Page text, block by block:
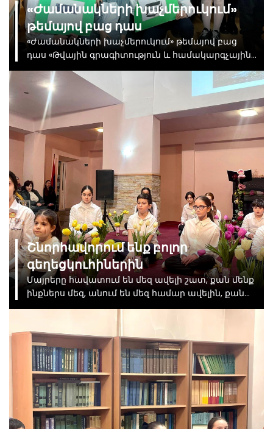
«Ժամանակների խաչմերուկում»
թեմայով բաց դաս
«Ժամանակների խաչմերուկում» թեմայով բաց
դաս «Թվային գրագիտություն և համակարգչային
գիտություն» առարկայի շրջանակում։
Շնորհավորում ենք բոլոր
գեղեցկուհիներին
Մայրերը հավատում են մեզ ավելի շատ, քան մենք
ինքներս մեզ, անում են մեզ համար ավելին, քան
իրենք իրենց համար, անհանգստանում են մեզ
համար ավելին, քան մենք գիտակցում ենք,
աղոթում են մեզ համար ավելի շատ, քան մենք
երբևէ կիմանանք, գնահատում են մեզ ավելի շատ,
քան աշխարհում որևէ այլ բան, տալիս են մեզ
ավելին, քան նրանք կարող են իրենց թույլ տալ,
սիրում են մեզ ավելին, քան բառերը կարող են
արտահայտել: